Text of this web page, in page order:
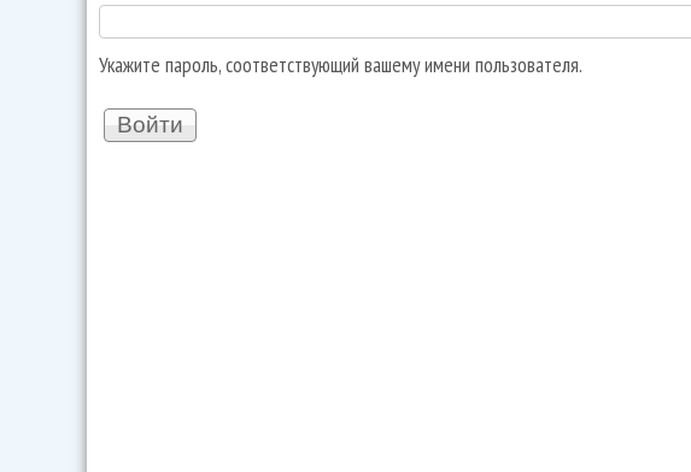
Укажите пароль, соответствующий вашему имени пользователя.